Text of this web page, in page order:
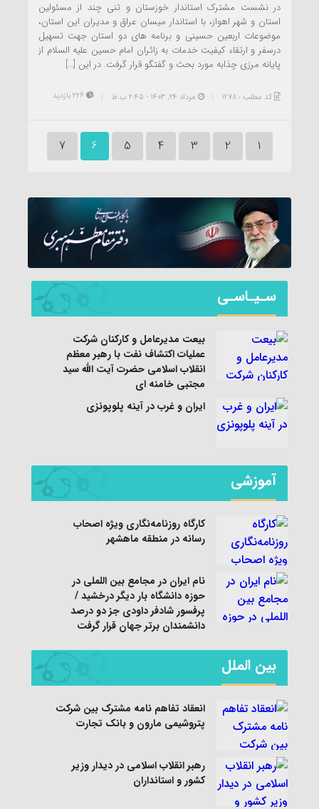
در نشست مشترک استاندار خوزستان و تنی چند از مسئولین
استان و شهر اهواز، با استاندار میسان عراق و مدیران این استان،
موضوعات اربعین حسینی و برنامه های دو استان جهت تسهیل
درسفر و ارتقاء کیفیت خدمات به زائران امام حسین علیه السلام از
پایانه مرزی چذابه مورد بحث و گفتگو قرار گرفت. در این […]
کد مطلب : 1278 مرداد ۲۴, ۱۴۰۳ - 2:45 ب.ظ
1
2
3
4
5
6
7
سـیـاسـی
بیعت مدیرعامل و کارکنان شرکت
عملیات اکتشاف نفت با رهبر معظم
انقلاب اسلامی حضرت آیت الله سید
مجتبی خامنه ای
ایران و غرب در آینه پلوپونزی
آموزشی
کارگاه روزنامه‌نگاری ویژه اصحاب
رسانه در منطقه ماهشهر
نام ایران در مجامع بین اللملی در
حوزه دانشگاه بار دیگر درخشید /
پرفسور شادفر داودی جز دو درصد
دانشمندان برتر جهان قرار گرفت
بین الملل
انعقاد تفاهم نامه مشترک بین شرکت
پتروشیمی مارون و بانک تجارت
رهبر انقلاب اسلامی در دیدار وزیر
کشور و استانداران